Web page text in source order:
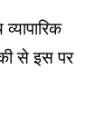
से इस पर